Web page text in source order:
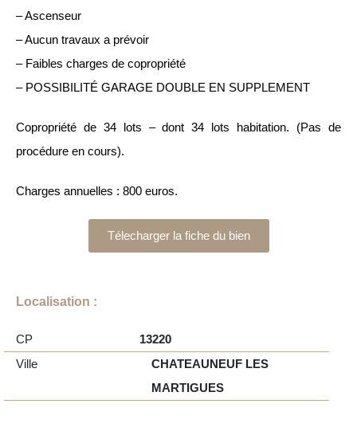
– Ascenseur
– Aucun travaux a prévoir
– Faibles charges de copropriété
– POSSIBILITÉ GARAGE DOUBLE EN SUPPLEMENT
Copropriété de 34 lots – dont 34 lots habitation. (Pas de
procédure en cours).
Charges annuelles : 800 euros.
Télecharger la fiche du bien
Localisation :
CP
13220
Ville
CHATEAUNEUF LES
MARTIGUES